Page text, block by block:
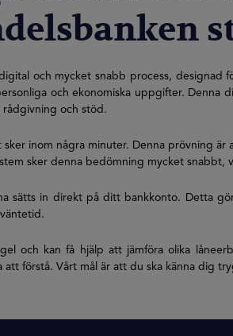
och mycket snabb process,
och ekonomiska uppgifter. Denna
rådgivning och stöd.
inom några minuter. Denna prövning
sker denna bedömning mycket
sätts in direkt på ditt bankkonto. Detta
och kan få hjälp att jämföra olika
förstå. Vårt mål är att du ska känna dig